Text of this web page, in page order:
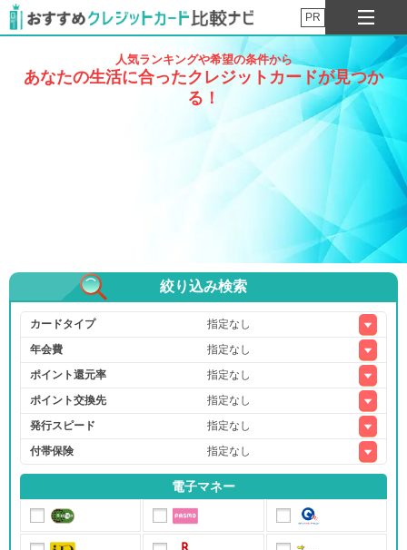
PR
人気ランキングや希望の条件から
あなたの生活に合ったクレジットカードが見つか
る！
絞り込み検索
カードタイプ
年会費
ポイント還元率
ポイント交換先
発行スピード
付帯保険
電子マネー